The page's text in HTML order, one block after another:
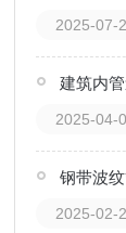
2025-07-
建筑内
2025-04-
钢带波
2025-02-